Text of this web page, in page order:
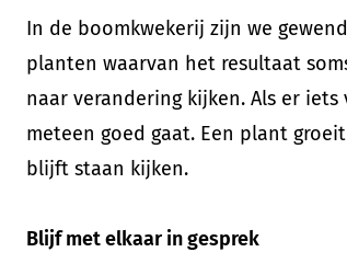
In de boomkwekerij zijn we
planten waarvan het resultaat
naar verandering kijken. Als er
meteen goed gaat. Een plant
blijft staan kijken.
Blijf met elkaar in gesprek